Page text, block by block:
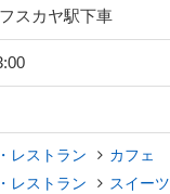
スカヤ駅下車
レストラン
カフェ
レストラン
スイーツ